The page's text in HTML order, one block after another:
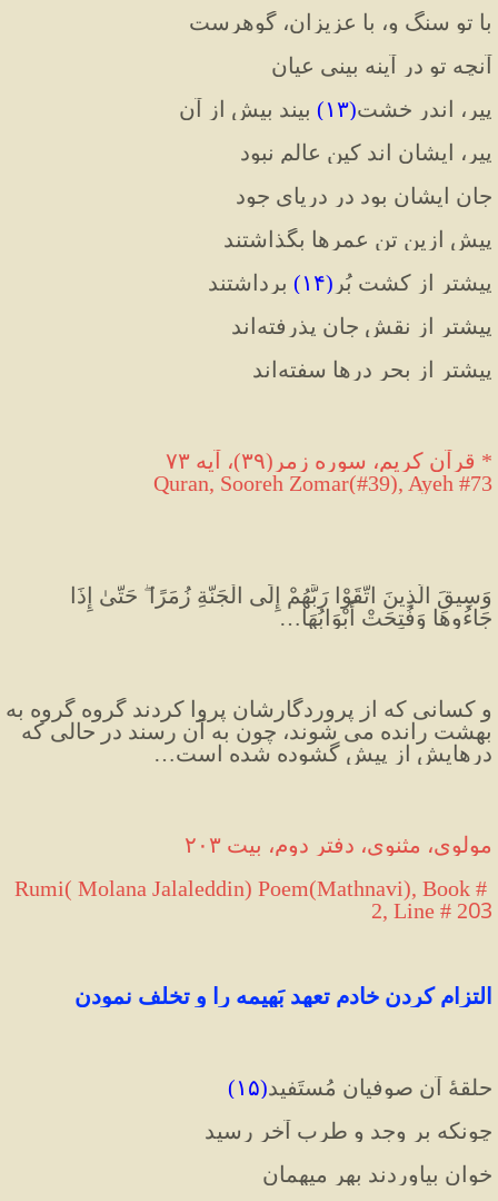
با تو سنگ و، با عزیزان، گوهرست
آنچه تو در آینه بینی عیان
پیر، اندر خشت(۱۳) بیند بیش از آن
پیر، ایشان اند کین عالم نبود
جان ایشان بود در دریای جود
پیش ازین تن عمرها بگذاشتند
پیشتر از کشت بُر (۱۴) برداشتند
پیشتر از نقش جان پذرفته اند
پیشتر از بحر درها سفته اند
* قرآن كريم، سوره زمر (٣٩)، آيه ٧٣
Quran, Sooreh Zomar(#39), Ayeh #73
جَاءُوهَا وَفُتِحَتْ أَبْوَابُهَا…
درهایش از پیش گشوده شده است…
مولوی، مثنوی، دفتر دوم، بیت ۲۰۳
Rumi( Molana Jalaleddin) Poem(Mathnavi), Book #
2, Line # 203
التزام کردن خادم تعهد بَهیمه را و تخلف نمودن
حلقهٔ آن صوفیان مُستَفید(۱۵)
چونکه بر وجد و طرب آخر رسید
خوان بیاوردند بهر میهمان